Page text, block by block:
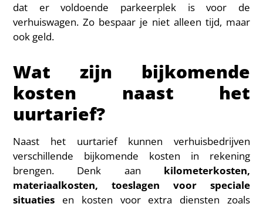
dat er voldoende parkeerplek is voor de
verhuiswagen. Zo bespaar je niet alleen tijd, maar
ook geld.
Wat zijn bijkomende
kosten naast het
uurtarief?
Naast het uurtarief kunnen verhuisbedrijven
verschillende bijkomende kosten in rekening
brengen. Denk aan kilometerkosten,
materiaalkosten, toeslagen voor speciale
situaties en kosten voor extra diensten zoals